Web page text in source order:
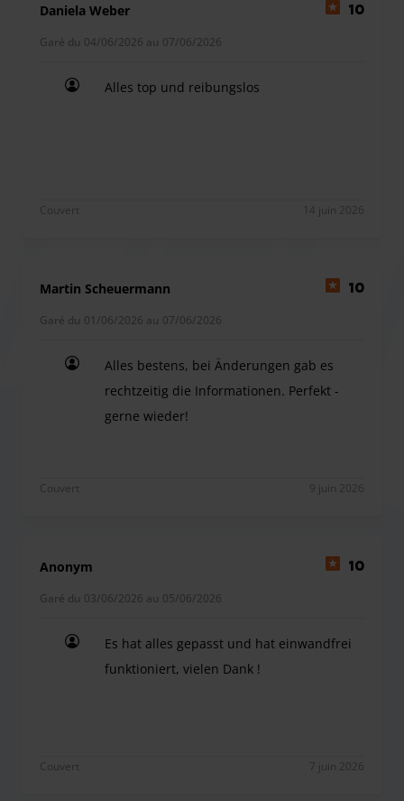
Daniela Weber 10
Garé du 04/06/2026 au 07/06/2026
Alles top und reibungslos
Couvert 14 juin 2026
Martin Scheuermann 10
Garé du 01/06/2026 au 07/06/2026
Alles bestens, bei Änderungen gab es
rechtzeitig die Informationen. Perfekt -
gerne wieder!
Couvert 9 juin 2026
Anonym 10
Garé du 03/06/2026 au 05/06/2026
Es hat alles gepasst und hat einwandfrei
funktioniert, vielen Dank !
Couvert 7 juin 2026